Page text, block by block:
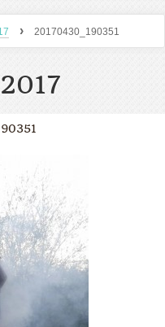
› 20170430_190351